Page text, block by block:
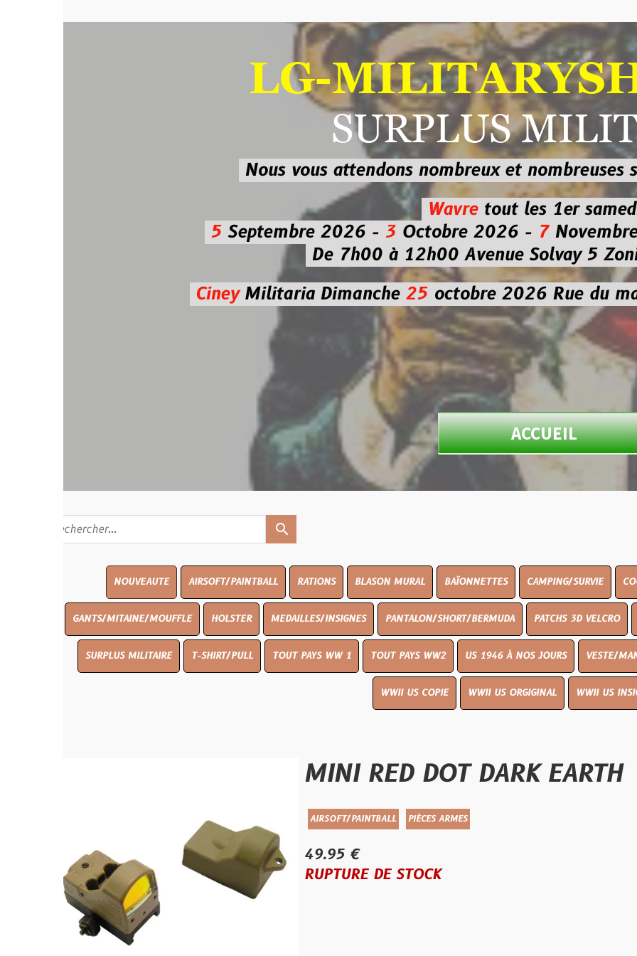
LG-
SURPLUS
Nous vous attendons nombreux et nombreusessur les
Wavre
tout les 1er samedi
Septembre 2026 -3Octobre 2026 - 7Novembre 2026
De 7h00 à 12h00 Avenue Solvay 5 Zoning
MilitariaDimanche25octobre 2026Rue du marché
ACCUEIL
AIRSOFT/PAINTBALL RATIONS BLASON MURAL BAÏONNETTES CAMPING/SURVIE COUTELLERIE
GANTS/MITAINE/MOUFFLE HOLSTER MEDAILLES/INSIGNES PANTALON/SHORT/BERMUDA PATCHS 3D VELCRO PEINTURE
SURPLUS MILITAIRE T-SHIRT/PULL TOUT PAYS WW 1 TOUT PAYS WW2 US 1946 À NOS JOURS VESTE/MANTEAU
WWII US COPIE WWII US ORGIGINAL WWII US INSIGNES
MINI RED DOT DARK EARTH
AIRSOFT/PAINTBALL PIÈCES ARMES
49.95 €
RUPTURE DE STOCK